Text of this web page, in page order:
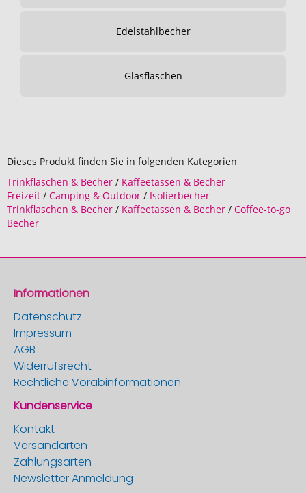
Edelstahlbecher
Glasflaschen
Dieses Produkt finden Sie in folgenden Kategorien
Trinkflaschen & Becher / Kaffeetassen & Becher
Freizeit / Camping & Outdoor / Isolierbecher
Trinkflaschen & Becher / Kaffeetassen & Becher / Coffee-to-go
Becher
Informationen
Datenschutz
Impressum
AGB
Widerrufsrecht
Rechtliche Vorabinformationen
Kundenservice
Kontakt
Versandarten
Zahlungsarten
Newsletter Anmeldung